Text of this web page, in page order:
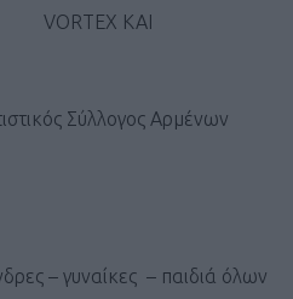
ΚΑΙ
Σύλλογος Αρμένων
– γυναίκες – παιδιά όλων